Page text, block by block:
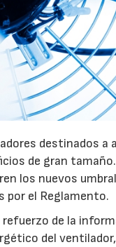
destinados a
de gran
los nuevos
por el Reglamento.
de la
del